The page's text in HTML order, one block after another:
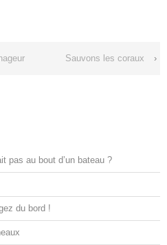
Sauvons les coraux ›
pas au bout d’un bateau ?
du bord !